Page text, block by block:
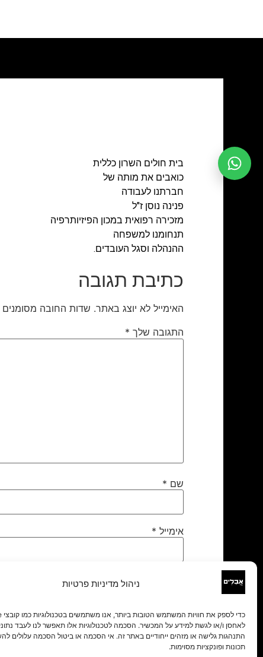
ניהול מדיניות פרטיות
לאחסן ו/או לגשת למידע על המכשיר. הסכמה לטכנולוגיות אלו תאפשר לנו לעבד
התנהגות גלישה או מזהים ייחודיים באתר זה. אי הסכמה או ביטול הסכמה עלולים
תכונות ופונקציות מסוימות.
בית חולים השרון כללית
כואבים את מותה של
חברתנו לעבודה
פנינה נוסן ז"ל
מזכירה רפואית במכון הפיזיותרפיה
תנחומנו למשפחה
ההנהלה וסגל העובדים.
כתיבת תגובה
האימייל לא יוצג באתר. שדות החובה מסומנים
התגובה שלך *
שם *
אימייל *